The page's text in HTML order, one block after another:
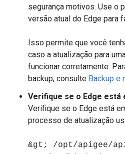
segurança motivos. Use o
versão atual do Edge para
Isso permite que você
caso a atualização para
funcionar corretamente.
backup, consulte Backup e
Verifique se o Edge está
Verifique se o Edge está
processo de atualização
&gt; /opt/apigee/